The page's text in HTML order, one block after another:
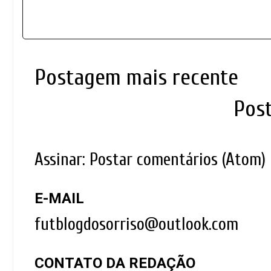
Postagem mais recente
Assinar: Postar comentários (Atom)
E-MAIL
futblogdosorriso@outlook.com
CONTATO DA REDAÇÃO